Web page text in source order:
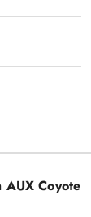
AUX Coyote